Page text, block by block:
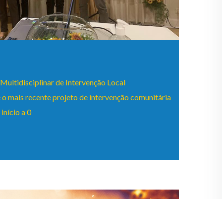
de Intervenção Local
mais recente projeto de intervenção comunitária
início a 0